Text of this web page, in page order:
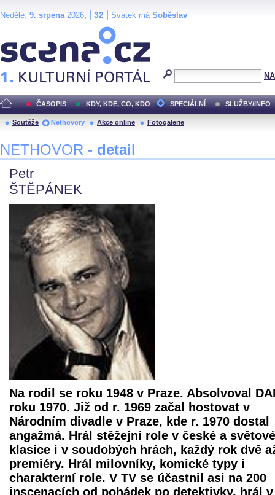
Neděle, 9. srpena2026, | 32 Svátek má Soběslav
ČASOPIS KDY, KDE, CO, KDO SPECIÁLNÍ SLUŽBY/INFO
Soutěže Nethovory Akce online Fotogalerie
NETHOVOR - detail
Petr
ŠTĚPÁNEK
Na rodil se roku 1948 v Praze. Absolvoval
roku 1970. Již od r. 1969 začal hostovat v
Národním divadle v Praze, kde r. 1970 dostal
angažmá. Hrál stěžejní role v české a světové
klasice i v soudobých hrách, každý rok dvě
premiéry. Hrál milovníky, komické typy i
charakterní role. V TV se účastnil asi na 200
inscenacích od pohádek po detektivky, hrál v